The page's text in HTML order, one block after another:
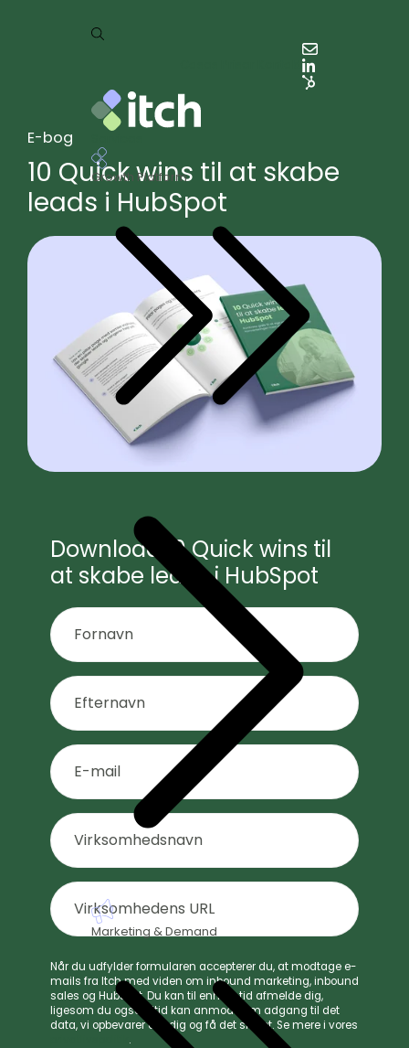
Growth Platform
Marketing & Demand
E-bog
10 Quick wins til at skabe
leads i HubSpot
Download 10 Quick wins til
at skabe leads i HubSpot
Fornavn
Efternavn
E-
mail*
Virksomhedsnavn*
Virksomhedens
URL
*
Virksomhedens
website-
adresse
Når du udfylder formularen accepterer du, at modtage e-
mails fra Itch med viden om inbound marketing, inbound
sales og HubSpot. Du kan til enhver tid afmelde dig,
ligesom du også altid kan anmode om adgang til det
data, vi opbevarer om dig og få det slettet. Se mere i vores
.